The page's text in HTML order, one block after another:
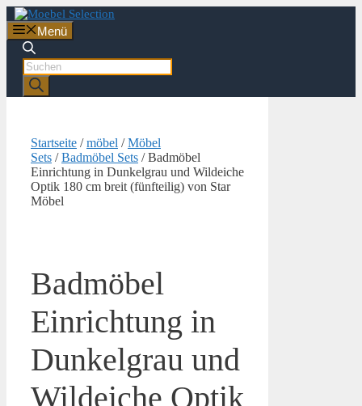
Zum
Inhalt
springen
Menü
Products
search
Startseite /möbel /Möbel
Sets /Badmöbel Sets / Badmöbel
Einrichtung in Dunkelgrau und Wildeiche
Optik 180 cm breit (fünfteilig) von Star
Möbel
Badmöbel
Einrichtung in
Dunkelgrau und
Wildeiche Optik